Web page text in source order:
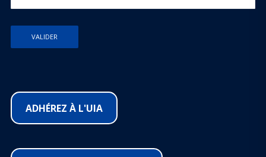
ADHÉREZ À L'UIA